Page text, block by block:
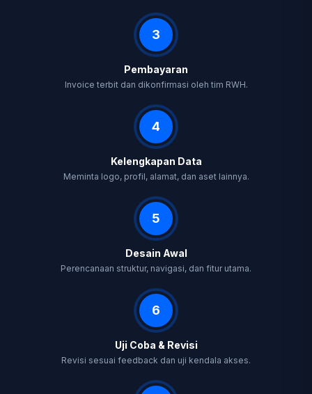
3
Pembayaran
Invoice terbit dan dikonfirmasi oleh tim RWH.
4
Kelengkapan Data
Meminta logo, profil, alamat, dan aset lainnya.
5
Desain Awal
Perencanaan struktur, navigasi, dan fitur utama.
6
Uji Coba & Revisi
Revisi sesuai feedback dan uji kendala akses.